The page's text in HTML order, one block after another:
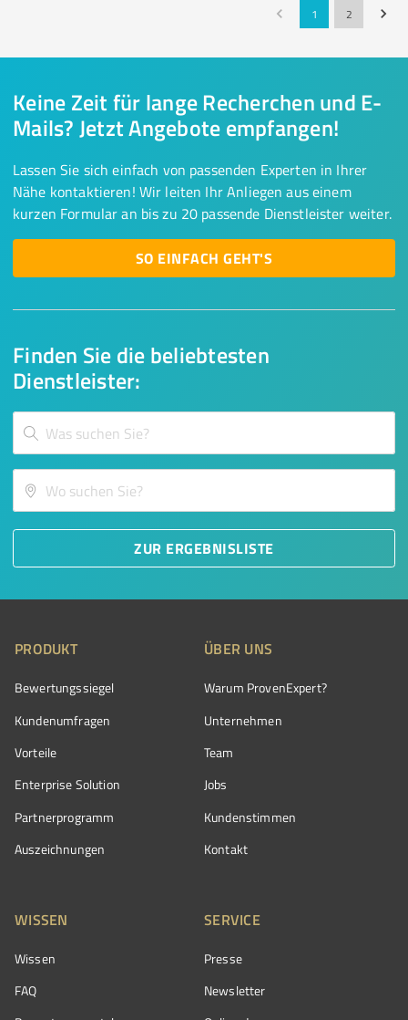
1 2
Finden Sie die beliebtesten
Dienstleister:
ZUR ERGEBNISLISTE
Keine Zeit für lange Recherchen und E-
Mails? Jetzt Angebote empfangen!
Lassen Sie sich einfach von passenden Experten in Ihrer
Nähe kontaktieren! Wir leiten Ihr Anliegen aus einem
kurzen Formular an bis zu 20 passende Dienstleister weiter.
SO EINFACH GEHT'S
PRODUKT
Bewertungssiegel
Kundenumfragen
Vorteile
Enterprise Solution
Partnerprogramm
Auszeichnungen
ÜBER UNS
Warum ProvenExpert?
Unternehmen
Team
Jobs
Kundenstimmen
Kontakt
WISSEN
Wissen
FAQ
SERVICE
Presse
Newsletter